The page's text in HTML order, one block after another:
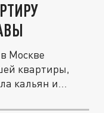
Москве
квартиры,
кальян и...